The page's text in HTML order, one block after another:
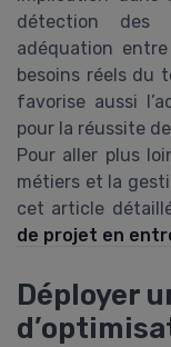
détection des
adéquation
besoins réels du
favorise aussi
pour la réussite
Pour aller plus
métiers et la
cet article
de projet en
Déployer